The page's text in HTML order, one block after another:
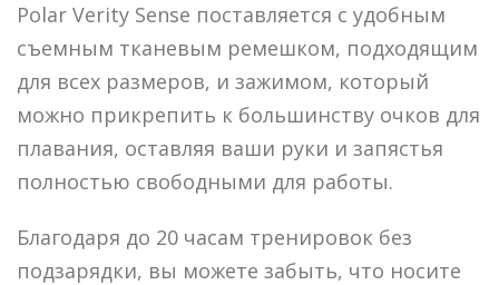
Polar Verity Sense поставляется с удобным
съемным тканевым ремешком, подходящим
для всех размеров, и зажимом, который
можно прикрепить к большинству очков для
плавания, оставляя ваши руки и запястья
полностью свободными для работы.
Благодаря до 20 часам тренировок без
подзарядки, вы можете забыть, что носите